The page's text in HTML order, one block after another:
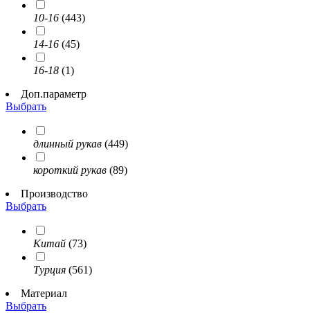
10-16 (443)
14-16 (45)
16-18 (1)
Доп.параметр
Выбрать
длинный рукав (449)
короткий рукав (89)
Производство
Выбрать
Китай (73)
Турция (561)
Материал
Выбрать